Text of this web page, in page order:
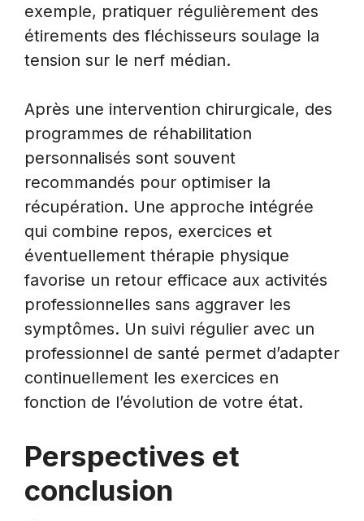
exemple, pratiquer régulièrement des
étirements des fléchisseurs soulage la
tension sur le nerf médian.
Après une intervention chirurgicale, des
programmes de réhabilitation
personnalisés sont souvent
recommandés pour optimiser la
récupération. Une approche intégrée
qui combine repos, exercices et
éventuellement thérapie physique
favorise un retour efficace aux activités
professionnelles sans aggraver les
symptômes. Un suivi régulier avec un
professionnel de santé permet d’adapter
continuellement les exercices en
fonction de l’évolution de votre état.
Perspectives et
conclusion